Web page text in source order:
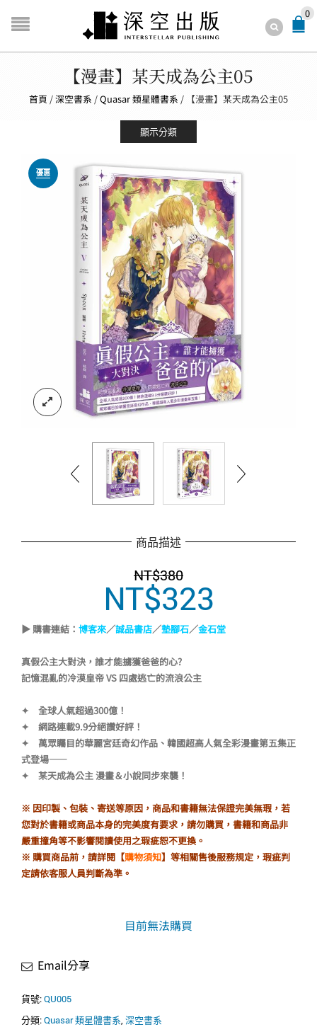
0
【漫畫】某天成為公主05
首頁 /深空書系 /Quasar 類星體書系 / 【漫畫】某天成為公主05
優惠
商品描述
NT$380
原
始
價
格：
NT$380。
NT$323
價
▶ 購書連結： 博客來／誠品書店／墊腳石／金石堂
真假公主大對決，誰才能擄獲爸爸的心?
記憶混亂的冷漠皇帝 VS 四處逃亡的流浪公主
✦ 全球人氣超過300億！
✦ 網路連載9.9分絕讚好評！
✦ 萬眾矚目的華麗宮廷奇幻作品、韓國超高人氣全彩漫畫第五集正
式登場——
✦ 某天成為公主 漫畫＆小說同步來襲！
※ 因印製、包裝、寄送等原因，商品和書籍無法保證完美無瑕，若
您對於書籍或商品本身的完美度有要求，請勿購買，書籍和商品非
嚴重撞角等不影響閱讀使用之瑕疵恕不更換。
※ 購買商品前，請詳閱【購物須知】等相關售後服務規定，瑕疵判
定請依客服人員判斷為準。
目前無法購買
Email分享
貨號:QU005
分類:Quasar 類星體書系, 深空書系
顯示分類